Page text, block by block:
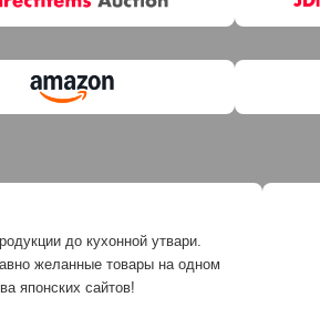
до кухонной утвари.
желанные товары на одном
японских сайтов!